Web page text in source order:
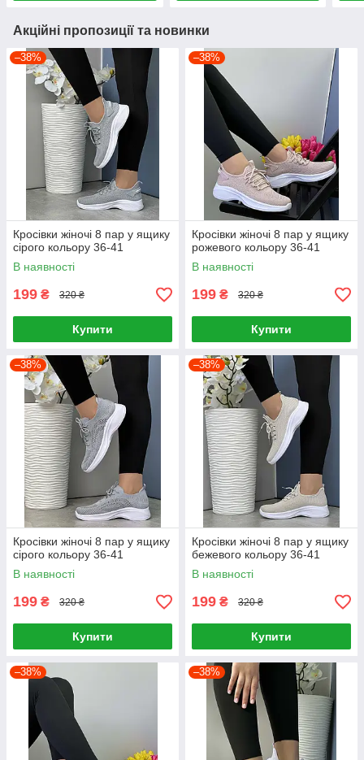
Акційні пропозиції та новинки
–38%
Кросівки жіночі 8 пар у ящику
сірого кольору 36-41
В наявності
199 ₴ 320 ₴
Купити
–38%
Кросівки жіночі 8 пар у ящику
рожевого кольору 36-41
В наявності
199 ₴ 320 ₴
Купити
–38%
Кросівки жіночі 8 пар у ящику
сірого кольору 36-41
В наявності
199 ₴ 320 ₴
Купити
–38%
Кросівки жіночі 8 пар у ящику
бежевого кольору 36-41
В наявності
199 ₴ 320 ₴
Купити
–38% –38%